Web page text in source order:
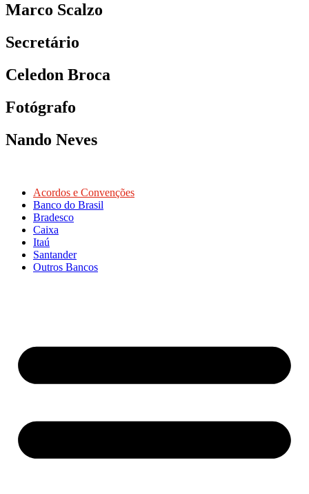
Marco Scalzo
Secretário
Celedon Broca
Fotógrafo
Nando Neves
Acordos e Convenções
Banco do Brasil
Bradesco
Caixa
Itaú
Santander
Outros Bancos